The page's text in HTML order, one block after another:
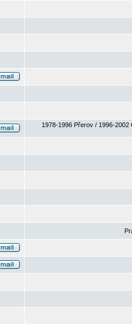
1978-1996 Přerov / 1996-2002